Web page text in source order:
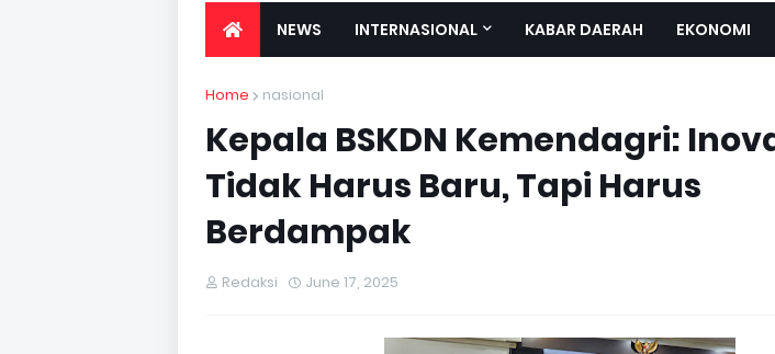
NEWS INTERNASIONAL KABAR DAERAH EKONOMI
Home nasional
Kepala BSKDN Kemendagri:
Tidak Harus Baru, Tapi Harus
Berdampak
Redaksi June 17, 2025